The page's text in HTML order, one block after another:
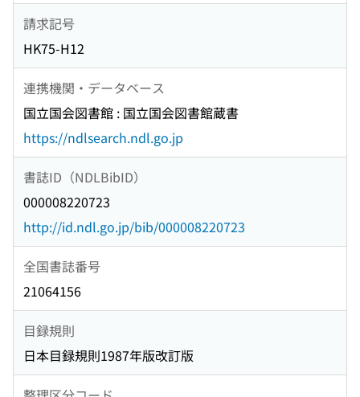
請求記号
HK75-H12
連携機関・データベース
国立国会図書館 : 国立国会図書館蔵書
https://ndlsearch.ndl.go.jp
書誌ID（NDLBibID）
000008220723
http://id.ndl.go.jp/bib/000008220723
全国書誌番号
21064156
目録規則
日本目録規則1987年版改訂版